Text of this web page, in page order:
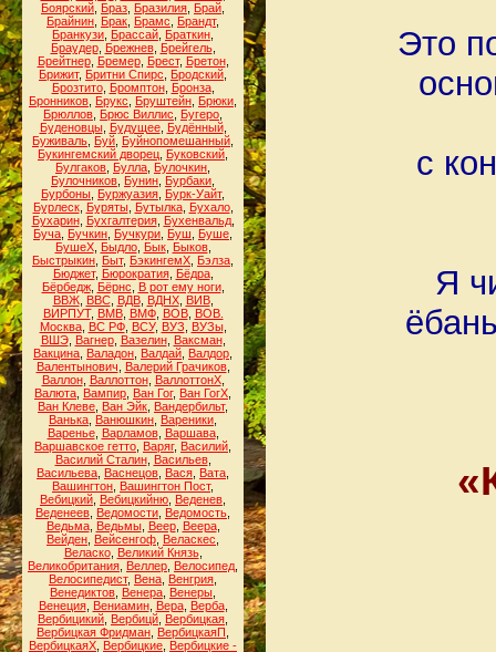
Боярский Браз Бразилия Брай
Брайнин Брак Брамс Брандт,
Бранкузи Брассай Браткин
Браудер, Брежнев, Брейгель,
Брейтнер, Бремер, Брест, Бретон,
Брижит, Бритни Спирс Бродский
Брозтито, Бромптон, Бронза,
Бронников Брукс Бруштейн Брюки
Брюллов Брюс Виллис Бугеро
Буденовцы, Будущее, Будённый,
Буживаль Буй Буйнопомешанный
Букингемский дворец Буковский
Булгаков Булла Булочкин
Булочников Бунин Бурбаки
Бурбоны Буржуазия Бурк-Уайт,
Бурлеск, Буряты, Бутылка, Бухало,
Бухарин, Бухгалтерия, Бухенвальд,
Буча Бучкин Бучкури Буш Буше
БушеХ, Быдло, Бык, Быков,
Быстрыкин Быт, БэкингемХ Бэлза
Бюджет, Бюрократия, Бёдра,
Бёрбедж, Бёрнс В рот ему ноги,
ВВЖ, ВВС, ВДВ, ВДНХ, ВИВ,
ВИРПУТ, ВМВ, ВМФ, ВОВ, ВОВ.
Москва, ВС РФ, ВСУ, ВУЗ ВУЗы,
ВШЭ, Вагнер, Вазелин, Ваксман,
Вакцина Валадон Валдай Валдор
Валентынович
Валерий Грачиков,
Валлон, Валлоттон, ВаллоттонХ,
Валюта Вампир Ван Гог, Ван ГогХ
Ван Клеве Ван Эйк Вандербильт,
Ванька Ванюшкин Вареники
Варенье, Варламов, Варшава,
Варшавское гетто Варяг, Василий
Василий Сталин, Васильев,
Васильева Васнецов Вася Вата
Вашингтон Вашингтон Пост,
Вебицкий Вебицкийню Веденев
Веденеев Ведомости Ведомость
Ведьма, Ведьмы, Веер, Веера,
Вейден Вейсенгоф Веласкес
Веласко, Великий Князь,
Великобритания Веллер Велосипед
Велосипедист, Вена Венгрия
Венедиктов Венера Венеры
Венеция, Вениамин, Вера, Верба,
Вербицикий Вербицй Вербицкая
Вербицкая Фридман ВербицкаяП
ВербицкаяХ Вербицкие Вербицкие -
Это
с
Я